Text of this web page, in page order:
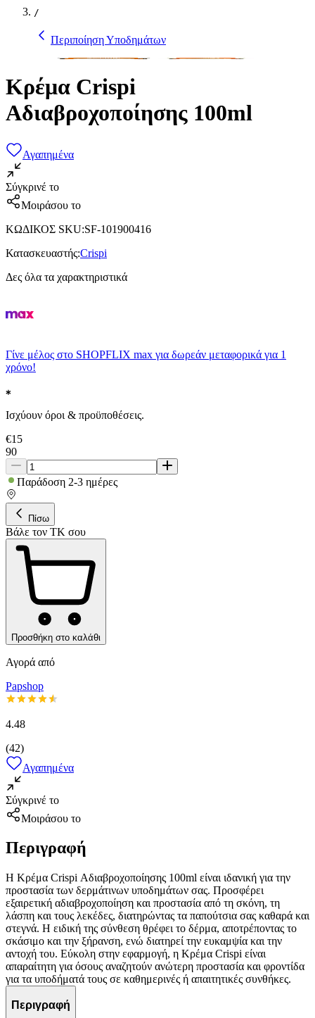
/
Περιποίηση Υποδημάτων
Κρέμα Crispi
Αδιαβροχοποίησης 100ml
Αγαπημένα
Σύγκρινέ το
Μοιράσου το
ΚΩΔΙΚΟΣ SKU:SF-101900416
Κατασκευαστής:Crispi
Δες όλα τα χαρακτηριστικά
Γίνε μέλος στο SHOPFLIX max για δωρεάν μεταφορικά για 1
χρόνο!
Ισχύουν όροι & προϋποθέσεις.
€15
90
Παράδοση 2-3 ημέρες
Πίσω
Βάλε τον ΤΚ σου
Προσθήκη στο καλάθι
Αγορά από
Papshop
4.48
(42)
Αγαπημένα
Σύγκρινέ το
Μοιράσου το
Περιγραφή
Η Κρέμα Crispi Αδιαβροχοποίησης 100ml είναι ιδανική για την
προστασία των δερμάτινων υποδημάτων σας. Προσφέρει
εξαιρετική αδιαβροχοποίηση και προστασία από τη σκόνη, τη
λάσπη και τους λεκέδες, διατηρώντας τα παπούτσια σας καθαρά και
στεγνά. Η ειδική της σύνθεση θρέφει το δέρμα, αποτρέποντας το
σκάσιμο και την ξήρανση, ενώ διατηρεί την ευκαμψία και την
αντοχή του. Εύκολη στην εφαρμογή, η Κρέμα Crispi είναι
απαραίτητη για όσους αναζητούν ανώτερη προστασία και φροντίδα
για τα υποδήματά τους σε καθημερινές ή απαιτητικές συνθήκες.
Περιγραφή